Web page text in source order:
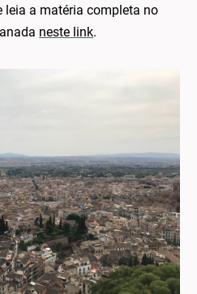
leia a matéria completa no
neste link.